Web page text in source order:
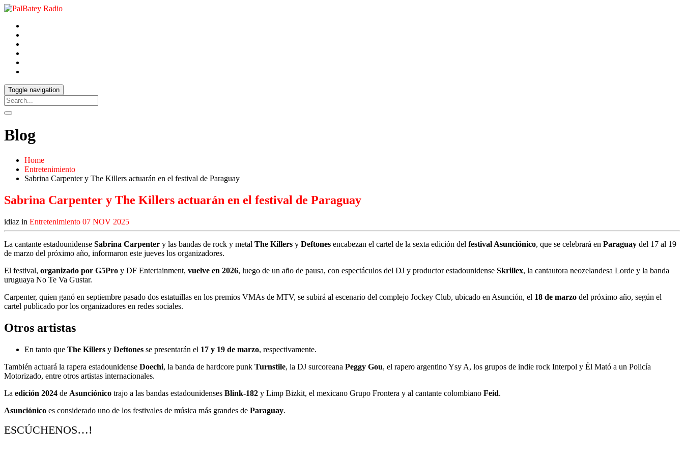
Toggle navigation
Blog
Home
Entretenimiento
Sabrina Carpenter y The Killers actuarán en el festival de Paraguay
Sabrina Carpenter y The Killers actuarán en el festival de Paraguay
idiaz in Entretenimiento 07 NOV 2025
La cantante estadounidense Sabrina Carpenter y las bandas de rock y metal The Killers y Deftones encabezan el cartel de la sexta edición del festival Asunciónico, que se celebrará en Paraguay del 17 al 19
de marzo del próximo año, informaron este jueves los organizadores.
El festival, organizado por G5Pro y DF Entertainment, vuelve en 2026, luego de un año de pausa, con espectáculos del DJ y productor estadounidense Skrillex, la cantautora neozelandesa Lorde y la banda
uruguaya No Te Va Gustar.
Carpenter, quien ganó en septiembre pasado dos estatuillas en los premios VMAs de MTV, se subirá al escenario del complejo Jockey Club, ubicado en Asunción, el 18 de marzo del próximo año, según el
cartel publicado por los organizadores en redes sociales.
Otros artistas
En tanto que The Killers y Deftones se presentarán el 17 y 19 de marzo, respectivamente.
También actuará la rapera estadounidense Doechi, la banda de hardcore punk Turnstile, la DJ surcoreana Peggy Gou, el rapero argentino Ysy A, los grupos de indie rock Interpol y Él Mató a un Policía
Motorizado, entre otros artistas internacionales.
La edición 2024 de Asunciónico trajo a las bandas estadounidenses Blink-182 y Limp Bizkit, el mexicano Grupo Frontera y al cantante colombiano Feid.
Asunciónico es considerado uno de los festivales de música más grandes de Paraguay.
ESCÚCHENOS…!